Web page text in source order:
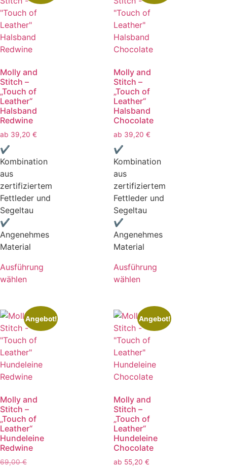
Molly and
Stitch –
„Touch of
Leather“
Halsband
Redwine
ab 39,20 €
✔
Kombination
aus
zertifiziertem
Fettleder und
Segeltau
✔
Angenehmes
Material
Ausführung
wählen
Molly and
Stitch –
„Touch of
Leather“
Halsband
Chocolate
ab 39,20 €
✔
Kombination
aus
zertifiziertem
Fettleder und
Segeltau
✔
Angenehmes
Material
Ausführung
wählen
Angebot!
Molly and
Stitch –
„Touch of
Leather“
Hundeleine
Redwine
69,00€
Angebot!
Molly and
Stitch –
„Touch of
Leather“
Hundeleine
Chocolate
ab 55,20 €